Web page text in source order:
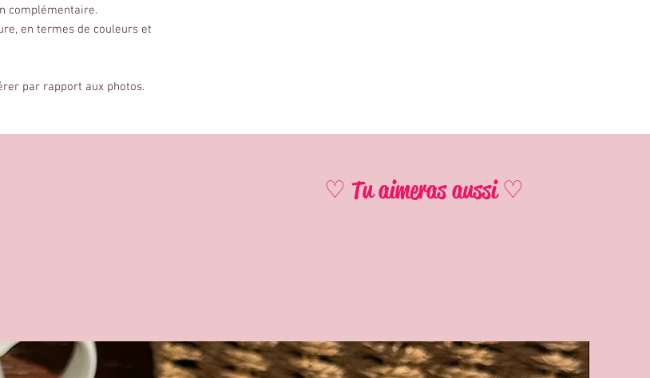
complémentaire.
en termes de couleurs et
par rapport aux photos.
♡ Tu aimeras aussi ♡